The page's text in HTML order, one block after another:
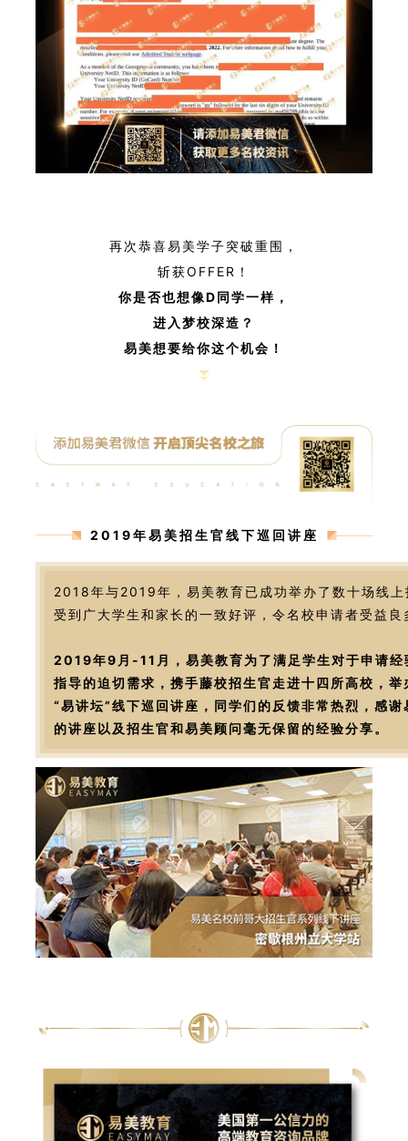
再次恭喜易美学子突破重围，
斩获OFFER！
你是否也想像D同学一样，
进入梦校深造？
易美想要给你这个机会！
2019年易美招生官线下巡回讲座
2018年与2019年，易美教育已成功举办了数十场线
受到广大学生和家长的一致好评，令名校申请者受益良
2019年9月-11月，易美教育为了满足学生对于申请经
指导的迫切需求，携手藤校招生官走进十四所高校，
“易讲坛”线下巡回讲座，同学们的反馈非常热烈，感
的讲座以及招生官和易美顾问毫无保留的经验分享。